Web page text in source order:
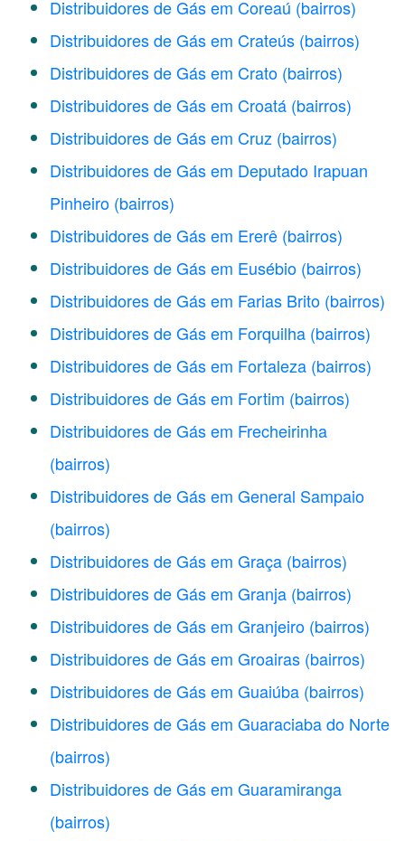
Distribuidores de Gás em Coreaú (bairros)
Distribuidores de Gás em Crateús (bairros)
Distribuidores de Gás em Crato (bairros)
Distribuidores de Gás em Croatá (bairros)
Distribuidores de Gás em Cruz (bairros)
Distribuidores de Gás em Deputado Irapuan
Pinheiro (bairros)
Distribuidores de Gás em Ererê (bairros)
Distribuidores de Gás em Eusébio (bairros)
Distribuidores de Gás em Farias Brito (bairros)
Distribuidores de Gás em Forquilha (bairros)
Distribuidores de Gás em Fortaleza (bairros)
Distribuidores de Gás em Fortim (bairros)
Distribuidores de Gás em Frecheirinha
(bairros)
Distribuidores de Gás em General Sampaio
(bairros)
Distribuidores de Gás em Graça (bairros)
Distribuidores de Gás em Granja (bairros)
Distribuidores de Gás em Granjeiro (bairros)
Distribuidores de Gás em Groairas (bairros)
Distribuidores de Gás em Guaiúba (bairros)
Distribuidores de Gás em Guaraciaba do Norte
(bairros)
Distribuidores de Gás em Guaramiranga
(bairros)